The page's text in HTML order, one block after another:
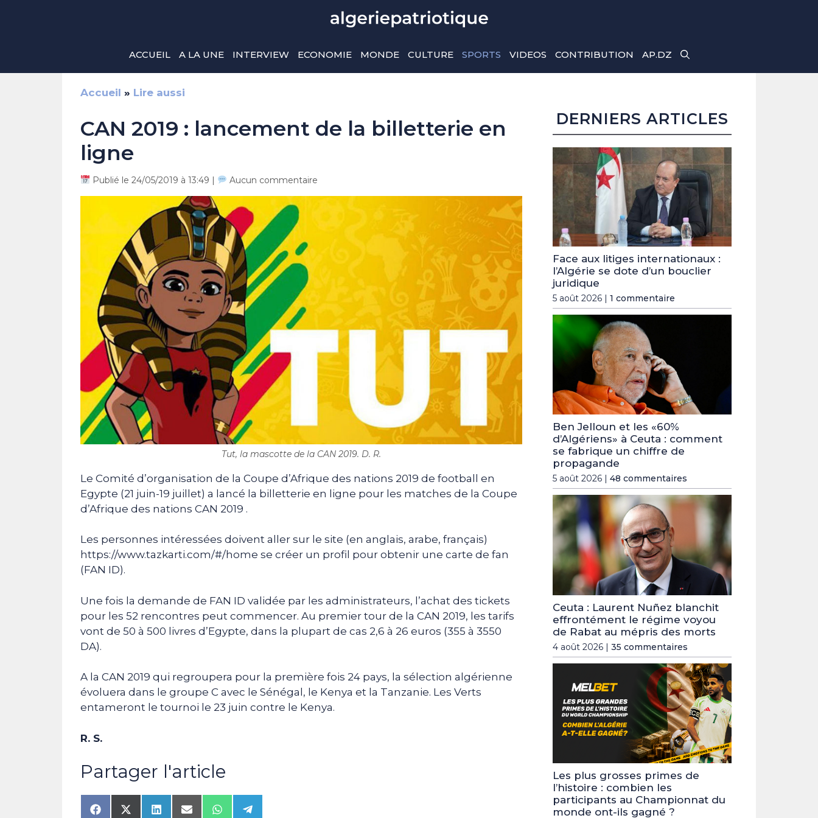
ACCUEIL A LA UNE INTERVIEW ECONOMIE MONDE CULTURE SPORTS VIDEOS CONTRIBUTION AP.DZ
Accueil » Lire aussi
CAN 2019 : lancement de la billetterie en
ligne
Publié le 24/05/2019 à 13:49 | Aucun commentaire
Tut, la mascotte de la CAN 2019. D. R.
Le Comité d’organisation de la Coupe d’Afrique des nations 2019 de football en
Egypte (21 juin-19 juillet) a lancé la billetterie en ligne pour les matches de la Coupe
d’Afrique des nations CAN 2019 .
Les personnes intéressées doivent aller sur le site (en anglais, arabe, français)
https://www.tazkarti.com/#/home se créer un profil pour obtenir une carte de fan
(FAN ID).
Une fois la demande de FAN ID validée par les administrateurs, l’achat des tickets
pour les 52 rencontres peut commencer. Au premier tour de la CAN 2019, les tarifs
vont de 50 à 500 livres d’Egypte, dans la plupart de cas 2,6 à 26 euros (355 à 3550
DA).
A la CAN 2019 qui regroupera pour la première fois 24 pays, la sélection algérienne
évoluera dans le groupe C avec le Sénégal, le Kenya et la Tanzanie. Les Verts
entameront le tournoi le 23 juin contre le Kenya.
R. S.
Partager l'article
ShareShareShareShareShareShare
DERNIERS ARTICLES
Face aux litiges internationaux :
l’Algérie se dote d’un bouclier
juridique
5 août 2026 | 1 commentaire
Ben Jelloun et les «60%
d’Algériens» à Ceuta : comment
se fabrique un chiffre de
propagande
5 août 2026 | 48 commentaires
Ceuta : Laurent Nuñez blanchit
effrontément le régime voyou
de Rabat au mépris des morts
4 août 2026 | 35 commentaires
Les plus grosses primes de
l’histoire : combien les
participants au Championnat du
monde ont-ils gagné ?